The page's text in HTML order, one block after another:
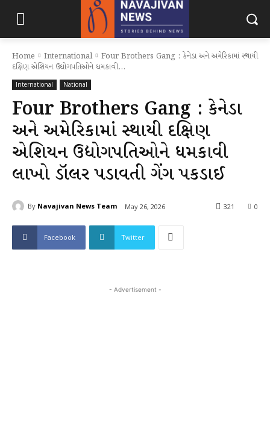
Home International
Four Brothers Gang : કેનેડા અને અમેરિકામાં સ્થાયી
દક્ષિણ એશિયન ઉદ્યોગપતિઓને ધમકાવી...
International National
Four Brothers Gang : કેનેડા
અને અમેરિકામાં સ્થાયી દક્ષિણ
એશિયન ઉદ્યોગપતિઓને ધમકાવી
લાખો ડૉલર પડાવતી ગેંગ પકડાઈ
By Navajivan News Team May 26, 2026 0
321
Facebook Twitter
- Advertisement -